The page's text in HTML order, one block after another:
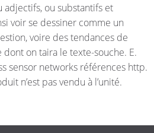
adjectifs, ou substantifs et
voir se dessiner comme un
voire des tendances de
dont on taira le texte-souche. E.
sensor networks références http.
n’est pas vendu à l’unité.